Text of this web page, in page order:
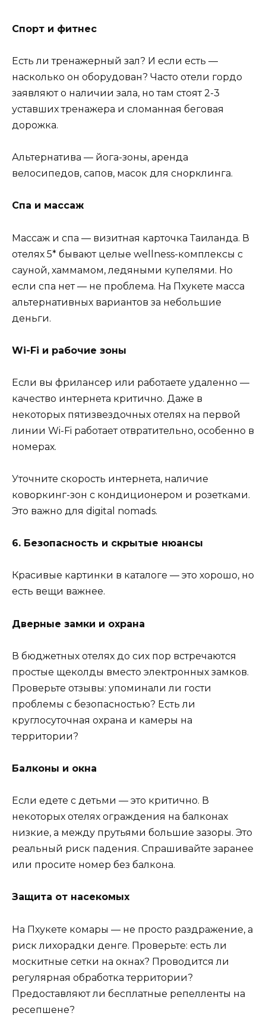
Спорт и фитнес
Есть ли тренажерный зал? И если есть —
насколько он оборудован? Часто отели гордо
заявляют о наличии зала, но там стоят 2-3
уставших тренажера и сломанная беговая
дорожка.
Альтернатива — йога-зоны, аренда
велосипедов, сапов, масок для снорклинга.
Спа и массаж
Массаж и спа — визитная карточка Таиланда. В
отелях 5* бывают целые wellness-комплексы с
сауной, хаммамом, ледяными купелями. Но
если спа нет — не проблема. На Пхукете масса
альтернативных вариантов за небольшие
деньги.
Wi-Fi и рабочие зоны
Если вы фрилансер или работаете удаленно —
качество интернета критично. Даже в
некоторых пятизвездочных отелях на первой
линии Wi-Fi работает отвратительно, особенно в
номерах.
Уточните скорость интернета, наличие
коворкинг-зон с кондиционером и розетками.
Это важно для digital nomads.
6. Безопасность и скрытые нюансы
Красивые картинки в каталоге — это хорошо, но
есть вещи важнее.
Дверные замки и охрана
В бюджетных отелях до сих пор встречаются
простые щеколды вместо электронных замков.
Проверьте отзывы: упоминали ли гости
проблемы с безопасностью? Есть ли
круглосуточная охрана и камеры на
территории?
Балконы и окна
Если едете с детьми — это критично. В
некоторых отелях ограждения на балконах
низкие, а между прутьями большие зазоры. Это
реальный риск падения. Спрашивайте заранее
или просите номер без балкона.
Защита от насекомых
На Пхукете комары — не просто раздражение, а
риск лихорадки денге. Проверьте: есть ли
москитные сетки на окнах? Проводится ли
регулярная обработка территории?
Предоставляют ли бесплатные репелленты на
ресепшене?